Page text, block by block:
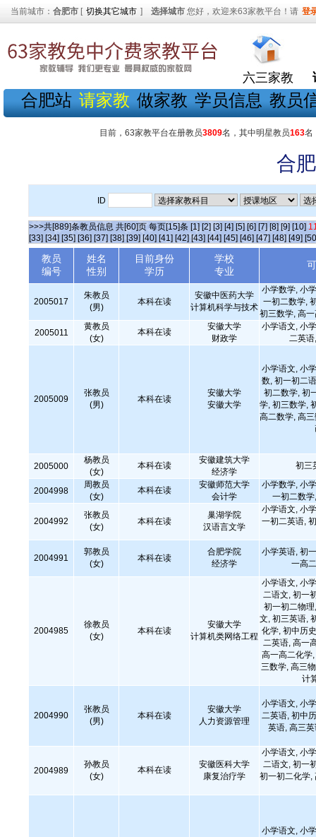
当前城市： 合肥市 [ 切换其它城市 ] 选择城市 您好，欢迎来63家教平台！请 登
六三家教
合肥站 请家教 做家教 学员信息 教员
目前，63家教平台在册教员3809名，其中明星教员163名
合
ID
>>>共[889]条教员信息 共[60]页 每页[15]条 [1] [2] [3] [4] [5] [6] [7] [8] [9] [10]
[33] [34] [35] [36] [37] [38] [39] [40] [41] [42] [43] [44] [45] [46] [47] [48] [49]
教员
编号
姓名
性别
目前身份
学历
学校
专业
2005017
朱教员
(男)
本科在读
安徽中医药大学
计算机科学与技术
小学数学, 小
一初二数学,
初三数学, 高
2005011
黄教员
(女)
本科在读
安徽大学
财政学
小学语文, 小
二英
2005009
张教员
(男)
本科在读
安徽大学
安徽大学
小学语文, 小
数, 初一初二
初二数学, 初
学, 初三数学,
高二数学, 高
2005000
杨教员
(女)
本科在读
安徽建筑大学
经济学
初三
2004998
周教员
(女)
本科在读
安徽师范大学
会计学
小学数学, 小
一初二数
2004992
张教员
(女)
本科在读
巢湖学院
汉语言文学
小学语文, 小
一初二英语,
2004991
郭教员
(女)
本科在读
合肥学院
经济学
小学英语, 初
一高
2004985
徐教员
(女)
本科在读
安徽大学
计算机类网络工程
小学语文, 小
二语文, 初一
初一初二物
文, 初三英语,
化学, 初中历
二英语, 高一
高一高二化学
三数学, 高三
计
2004990
张教员
(男)
本科在读
安徽大学
人力资源管理
小学语文, 小
二英语, 初中
英语, 高三
2004989
孙教员
(女)
本科在读
安徽医科大学
康复治疗学
小学语文, 小
二语文, 初一
初一初二化学,
小学语文, 小